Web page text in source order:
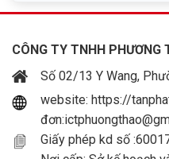
CÔNG TY TNHH PHƯƠNG
Số 02/13 Y Wang,
website: https://
Giấy phép kd số